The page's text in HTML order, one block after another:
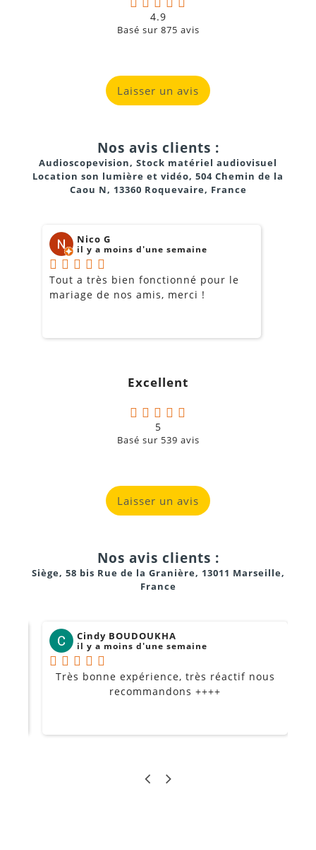
4.9
Basé sur 875 avis
Laisser un avis
Nos avis clients :
Audioscopevision, Stock matériel audiovisuel
Location son lumière et vidéo, 504 Chemin de la
Caou N, 13360 Roquevaire, France
Nico G
il y a moins d'une semaine
Tout a très bien fonctionné pour le
mariage de nos amis, merci !
Excellent
5
Basé sur 539 avis
Laisser un avis
Nos avis clients :
Siège, 58 bis Rue de la Granière, 13011 Marseille,
France
Cindy BOUDOUKHA
il y a moins d'une semaine
Très bonne expérience, très réactif nous
recommandons ++++